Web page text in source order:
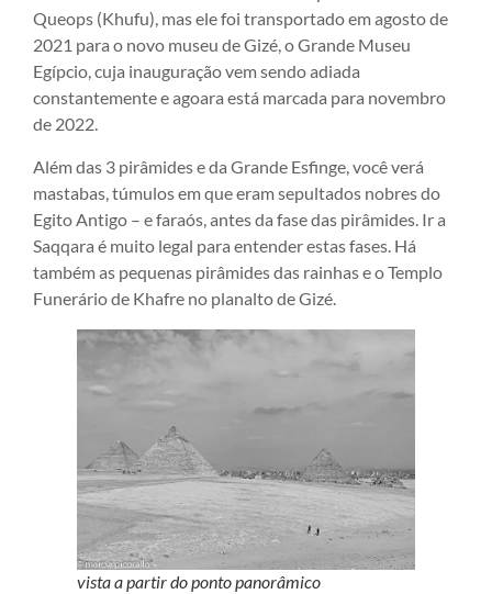
Queops (Khufu), mas ele foi transportado em agosto de
2021 para o novo museu de Gizé, o Grande Museu
Egípcio, cuja inauguração vem sendo adiada
constantemente e agoara está marcada para novembro
de 2022.
Além das 3 pirâmides e da Grande Esfinge, você verá
mastabas, túmulos em que eram sepultados nobres do
Egito Antigo – e faraós, antes da fase das pirâmides. Ir a
Saqqara é muito legal para entender estas fases. Há
também as pequenas pirâmides das rainhas e o Templo
Funerário de Khafre no planalto de Gizé.
vista a partir do ponto panorâmico